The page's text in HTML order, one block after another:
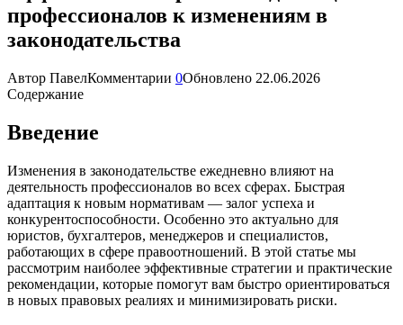
профессионалов к изменениям в
законодательства
Автор ПавелКомментарии 0Обновлено 22.06.2026
Содержание
Введение
Изменения в законодательстве ежедневно влияют на
деятельность профессионалов во всех сферах. Быстрая
адаптация к новым нормативам — залог успеха и
конкурентоспособности. Особенно это актуально для
юристов, бухгалтеров, менеджеров и специалистов,
работающих в сфере правоотношений. В этой статье мы
рассмотрим наиболее эффективные стратегии и практические
рекомендации, которые помогут вам быстро ориентироваться
в новых правовых реалиях и минимизировать риски.